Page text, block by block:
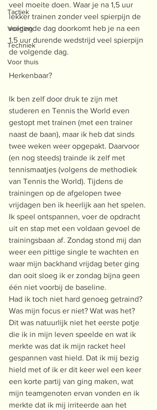
Tactiek
Voeding
Techniek
Voor thuis
veel moeite doen. Waar je na 1,5 uur
lekker trainen zonder veel spierpijn de
volgende dag doorkomt heb je na een
1,5 uur durende wedstrijd veel spierpijn
de volgende dag.
Herkenbaar?
Ik ben zelf door druk te zijn met
studeren en Tennis the World even
gestopt met trainen (met een trainer
naast de baan), maar ik heb dat sinds
twee weken weer opgepakt. Daarvoor
(en nog steeds) trainde ik zelf met
tennismaatjes (volgens de methodiek
van Tennis the World). Tijdens de
trainingen op de afgelopen twee
vrijdagen ben ik heerlijk aan het spelen.
Ik speel ontspannen, voer de opdracht
uit en stap met een voldaan gevoel de
trainingsbaan af. Zondag stond mij dan
weer een pittige single te wachten en
waar mijn backhand vrijdag beter ging
dan ooit sloeg ik er zondag bijna geen
één niet voorbij de baseline.
Had ik toch niet hard genoeg getraind?
Was mijn focus er niet? Wat was het?
Dit was natuurlijk niet het eerste potje
die ik in mijn leven speelde en wat ik
merkte was dat ik mijn racket heel
gespannen vast hield. Dat ik mij bezig
hield met of ik er dit keer wel een keer
een korte partij van ging maken, wat
mijn teamgenoten ervan vonden en ik
merkte dat ik mij irriteerde aan het